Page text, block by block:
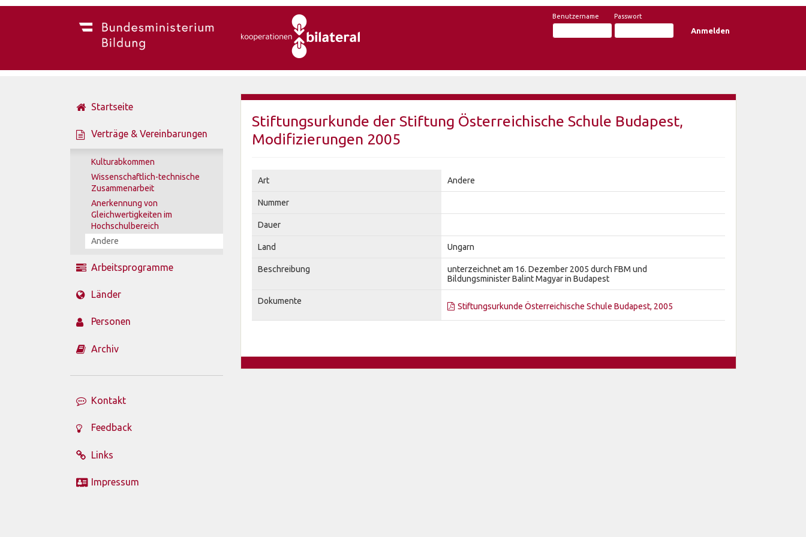
Benutzername Passwort
Startseite
Verträge & Vereinbarungen
Kulturabkommen
Wissenschaftlich-technische
Zusammenarbeit
Anerkennung von
Gleichwertigkeiten im
Hochschulbereich
Andere
Arbeitsprogramme
Länder
Personen
Archiv
Kontakt
Feedback
Links
Impressum
Stiftungsurkunde der Stiftung Österreichische Schule Budapest,
Modifizierungen 2005
Art Andere
Nummer
Dauer
Land Ungarn
Beschreibung
unterzeichnet am 16. Dezember 2005 durch FBM und
Bildungsminister Balint Magyar in Budapest
Dokumente
Stiftungsurkunde Österreichische Schule Budapest, 2005